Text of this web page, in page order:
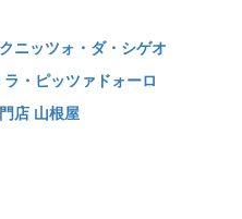
ニッツォ・ダ・シゲオ
・ピッツァドォーロ
店 山根屋